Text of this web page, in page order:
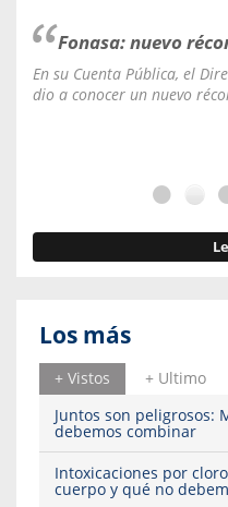
Fonasa: nuevo
En su Cuenta Pública, el
dio a conocer un nuevo
Los más
+ Vistos
+ Ultimo
Juntos son peligrosos:
debemos combinar
Intoxicaciones por
cuerpo y qué no